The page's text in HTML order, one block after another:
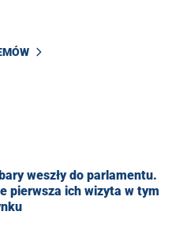
weszły do parlamentu.
pierwsza ich wizyta w tym